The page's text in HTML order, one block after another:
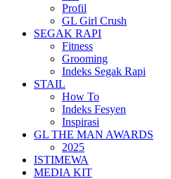
Profil
GL Girl Crush
SEGAK RAPI
Fitness
Grooming
Indeks Segak Rapi
STAIL
How To
Indeks Fesyen
Inspirasi
GL THE MAN AWARDS
2025
ISTIMEWA
MEDIA KIT